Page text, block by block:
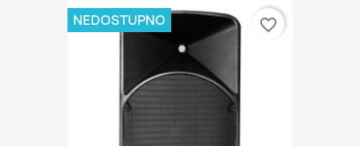
NEDOSTUPNO favorite_border